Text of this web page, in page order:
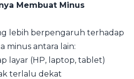
Membuat Minus
lebih berpengaruh terhadap
minus antara lain:
layar (HP, laptop, tablet)
terlalu dekat